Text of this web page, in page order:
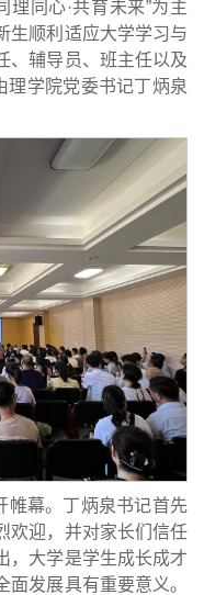
理同心·共育未来”为主
生顺利适应大学学习与
、辅导员、班主任以及
理学院党委书记丁炳泉
帷幕。丁炳泉书记首先
欢迎，并对家长们信任
，大学是学生成长成才
发展具有重要意义。